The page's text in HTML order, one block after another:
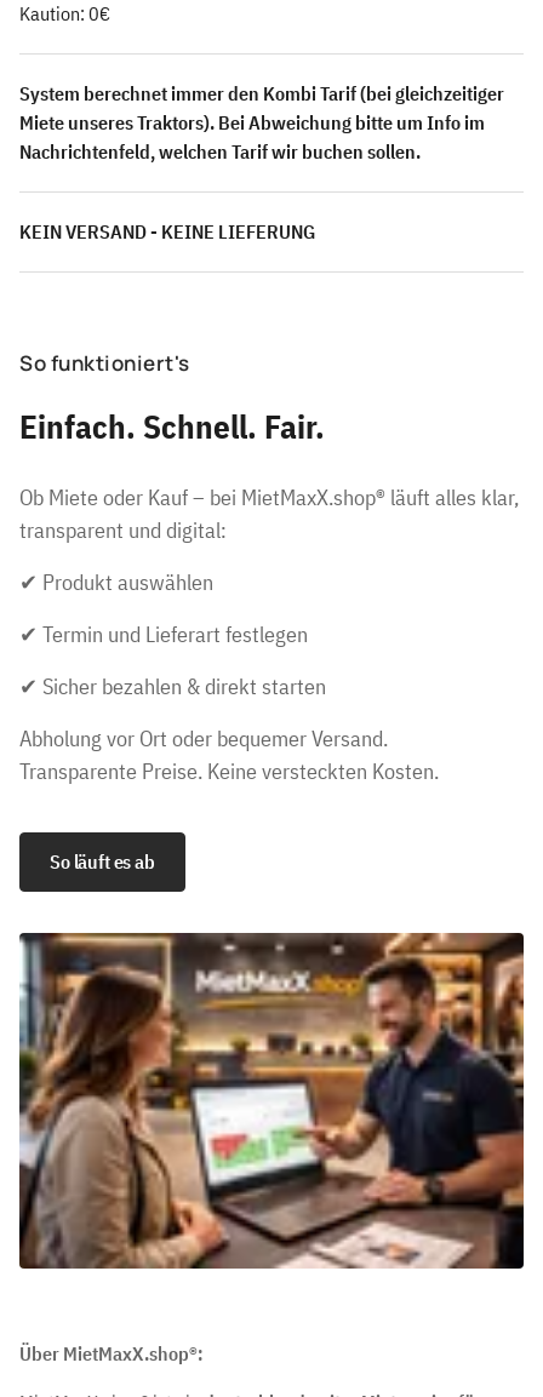
Kaution: 0€
System berechnet immer den Kombi Tarif (bei gleichzeitiger
Miete unseres Traktors). Bei Abweichung bitte um Info im
Nachrichtenfeld, welchen Tarif wir buchen sollen.
KEIN VERSAND - KEINE LIEFERUNG
So funktioniert's
Einfach. Schnell. Fair.
Ob Miete oder Kauf – bei MietMaxX.shop® läuft alles klar,
transparent und digital:
✔ Produkt auswählen
✔ Termin und Lieferart festlegen
✔ Sicher bezahlen & direkt starten
Abholung vor Ort oder bequemer Versand.
Transparente Preise. Keine versteckten Kosten.
So läuft es ab
Über MietMaxX.shop®: